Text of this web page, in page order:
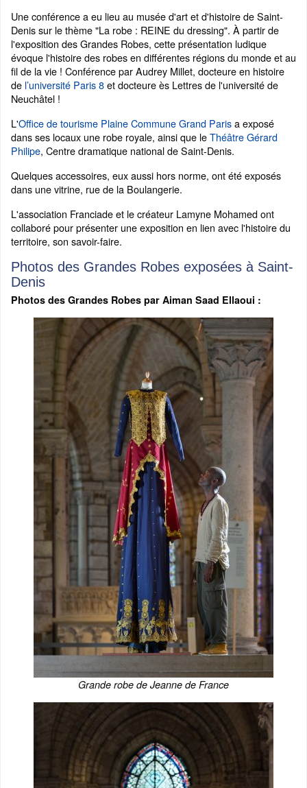
Une conférence a eu lieu au musée d'art et d'histoire de Saint-
Denis sur le thème "La robe : REINE du dressing". À partir de
l'exposition des Grandes Robes, cette présentation ludique
évoque l'histoire des robes en différentes régions du monde et au
fil de la vie ! Conférence par Audrey Millet, docteure en histoire
de l’université Paris 8et docteure ès Lettres de l'université de
Neuchâtel !
L'Office de tourisme Plaine Commune Grand Parisa exposé
dans ses locaux une robe royale, ainsi que leThéâtre Gérard
Philipe, Centre dramatique national de Saint-Denis.
Quelques accessoires, eux aussi hors norme, ont été exposés
dans une vitrine, rue de la Boulangerie.
L'association Franciade et le créateur Lamyne Mohamed ont
collaboré pour présenter une exposition en lien avec l'histoire du
territoire, son savoir-faire.
Photos des Grandes Robes exposées à Saint-
Denis
Photos des Grandes Robes par Aiman Saad Ellaoui :
Grande robe de Jeanne de France